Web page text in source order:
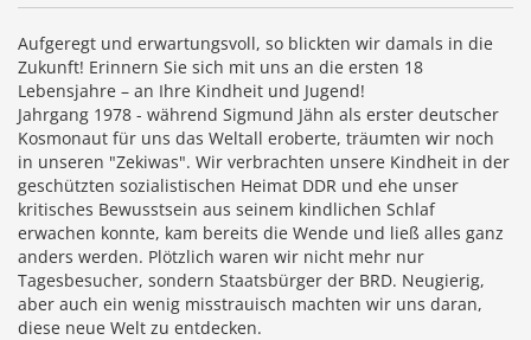
Aufgeregt und erwartungsvoll, so blickten wir damals in die
Zukunft! Erinnern Sie sich mit uns an die ersten 18
Lebensjahre – an Ihre Kindheit und Jugend!
Jahrgang 1978 - während Sigmund Jähn als erster deutscher
Kosmonaut für uns das Weltall eroberte, träumten wir noch
in unseren "Zekiwas". Wir verbrachten unsere Kindheit in der
geschützten sozialistischen Heimat DDR und ehe unser
kritisches Bewusstsein aus seinem kindlichen Schlaf
erwachen konnte, kam bereits die Wende und ließ alles ganz
anders werden. Plötzlich waren wir nicht mehr nur
Tagesbesucher, sondern Staatsbürger der BRD. Neugierig,
aber auch ein wenig misstrauisch machten wir uns daran,
diese neue Welt zu entdecken.